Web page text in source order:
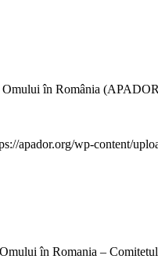
în România
apador.org/wp-content/
în Romania –